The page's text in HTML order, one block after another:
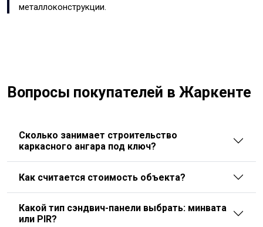
металлоконструкции.
Вопросы покупателей в Жаркенте
Сколько занимает строительство
каркасного ангара под ключ?
Как считается стоимость объекта?
Какой тип сэндвич-панели выбрать: минвата
или PIR?